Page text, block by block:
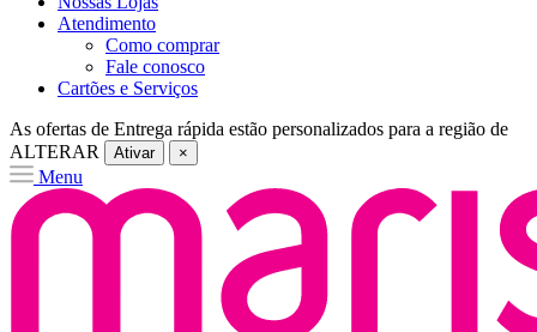
Atendimento
Como comprar
Fale conosco
Cartões e Serviços
As ofertas de Entrega rápida estão personalizados para a região de
ALTERAR
Ativar ×
Menu